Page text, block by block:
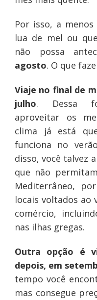
Por isso, a
lua de mel ou
não possa
agosto. O que
Viaje no final de
julho. Dessa
aproveitar os
clima já está
funciona no
disso, você talvez
que não
Mediterrâneo,
locais voltados ao
comércio,
nas ilhas gregas.
Outra opção é
depois, em
tempo você
mas consegue